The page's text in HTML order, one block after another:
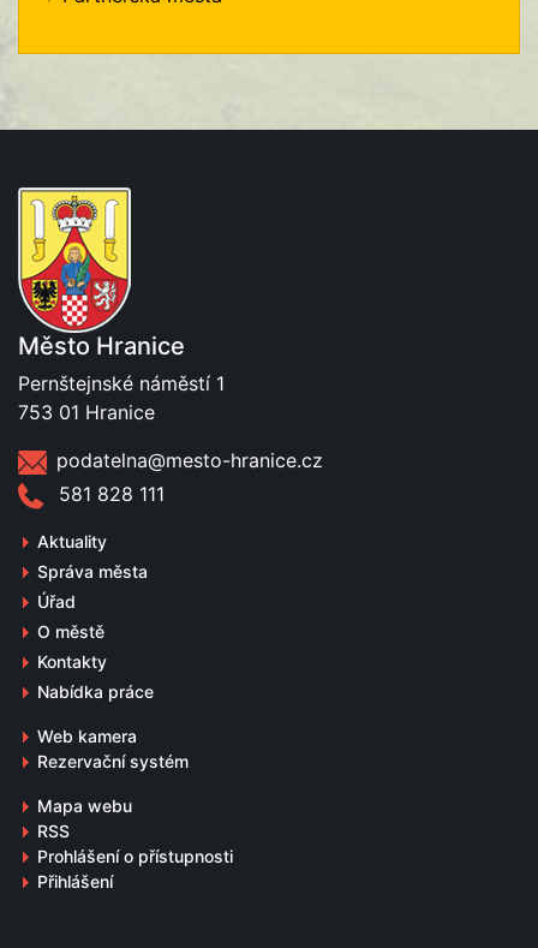
Město Hranice
Pernštejnské náměstí 1
753 01 Hranice
podatelna@mesto-hranice.cz
581 828 111
Aktuality
Správa města
Úřad
O městě
Kontakty
Nabídka práce
Web kamera
Rezervační systém
Mapa webu
RSS
Prohlášení o přístupnosti
Přihlášení